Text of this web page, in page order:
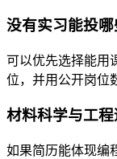
没有实习能投哪
可以优先选择能用
位，并用公开岗位
材料科学与工程
如果简历能体现编